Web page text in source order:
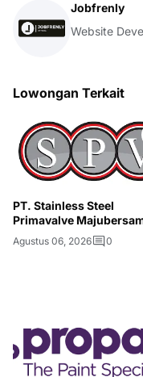
Jobfrenly
Website
Lowongan Terkait
PT. Stainless Steel
Primavalve
Agustus 06, 2026 0